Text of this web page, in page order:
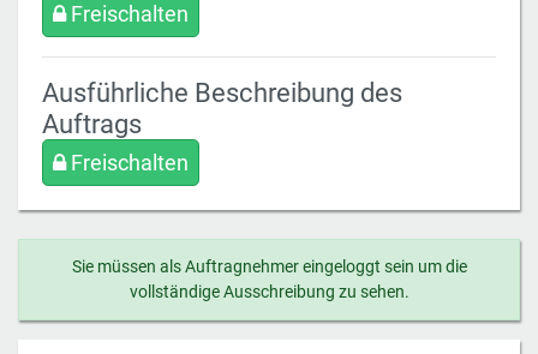
Freischalten
Ausführliche Beschreibung des
Auftrags
Freischalten
Sie müssen als Auftragnehmer eingeloggt sein um die
vollständige Ausschreibung zu sehen.